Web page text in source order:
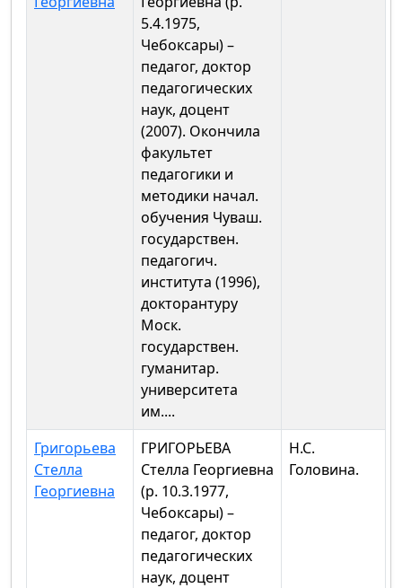
5.4.1975,
Чебоксары) –
педагог, доктор
педагогических
наук, доцент
(2007). Окончила
факультет
педагогики и
методики начал.
обучения Чуваш.
государствен.
педагогич.
института (1996),
докторантуру
Моск.
государствен.
гуманитар.
университета
им....
Григорьева
Стелла
Георгиевна
ГРИГОРЬЕВА
Стелла Георгиевна
(р. 10.3.1977,
Чебоксары) –
педагог, доктор
педагогических
наук, доцент
Н.С.
Головина.